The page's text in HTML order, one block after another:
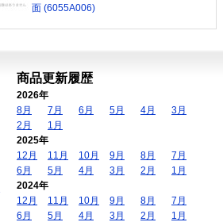
面 (6055A006)
商品更新履歴
2026年
8月
7月 6月 5月 4月
3月
2月
1月
2025年
12月
11月 10月 9月 8月
7月
6月
5月 4月 3月 2月
1月
2024年
12月
11月 10月 9月 8月
7月
6月
5月 4月 3月 2月
1月